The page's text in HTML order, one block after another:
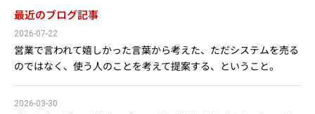
最近のブログ記事
営業で言われて嬉しかった言葉から考えた、ただシステムを売る
のではなく、使う人のことを考えて提案する、ということ。
2026-07-22
2026-03-30